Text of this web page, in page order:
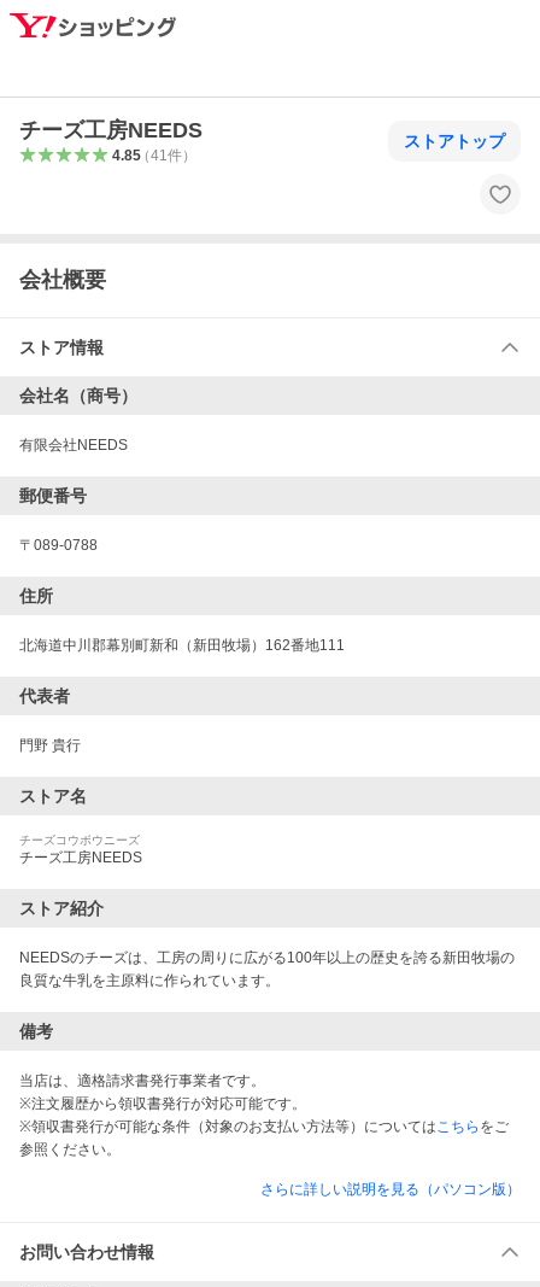
チーズ工房NEEDS
4.85（41 件）
ストアトップ
会社概要
ストア情報
会社名（商号）
有限会社NEEDS
郵便番号
〒 089-0788
住所
北海道中川郡幕別町新和（新田牧場）162番地111
代表者
門野 貴行
ストア名
チーズコウボウニーズ
チーズ工房NEEDS
ストア紹介
NEEDSのチーズは、工房の周りに広がる100年以上の歴史を誇る新田牧場の
良質な牛乳を主原料に作られています。
備考
当店は、適格請求書発行事業者です。
※注文履歴から領収書発行が対応可能です。
※領収書発行が可能な条件（対象のお支払い方法等）についてはこちら をご
参照ください。
さらに詳しい説明を見る（パソコン版）
お問い合わせ情報